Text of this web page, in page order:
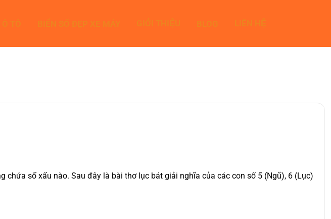
số xấu nào. Sau đây là bài thơ lục bát giải nghĩa của các con số 5 (Ngũ), 6 (Lục)